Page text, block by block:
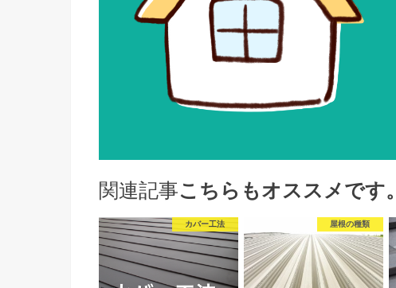
関連記事こちらもオススメです。
カバー工法 屋根の種類